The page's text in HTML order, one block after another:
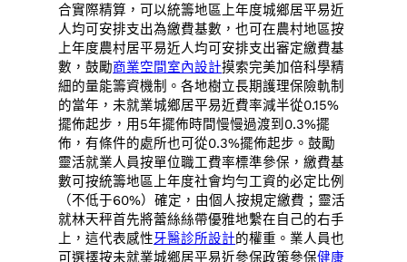
合實際精算，可以統籌地區上年度城鄉居平易近
人均可安排支出為繳費基數，也可在農村地區按
上年度農村居平易近人均可安排支出審定繳費基
數，鼓勵商業空間室內設計摸索完美加倍科學精
細的量能籌資機制。各地樹立長期護理保險軌制
的當年，未就業城鄉居平易近費率減半從0.15%
擺佈起步，用5年擺佈時間慢慢過渡到0.3%擺
佈，有條件的處所也可從0.3%擺佈起步。鼓勵
靈活就業人員按單位職工費率標準參保，繳費基
數可按統籌地區上年度社會均勻工資的必定比例
（不低于60%）確定，由個人按規定繳費；靈活
就林天秤首先將蕾絲絲帶優雅地繫在自己的右手
上，這代表感性牙醫診所設計的權重。業人員也
可選擇按未就業城鄉居平易近參保政策參保健康